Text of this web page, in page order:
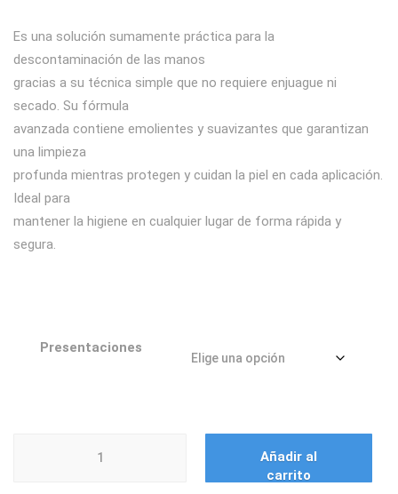
de
precios:
desde
$ 9.450
hasta
Es una solución sumamente práctica para la
descontaminación de las manos
gracias a su técnica simple que no requiere enjuague ni
secado. Su fórmula
avanzada contiene emolientes y suavizantes que garantizan
una limpieza
profunda mientras protegen y cuidan la piel en cada aplicación.
Ideal para
mantener la higiene en cualquier lugar de forma rápida y
segura.
Presentaciones
ANTIBACTERIAL
Añadir al
carrito